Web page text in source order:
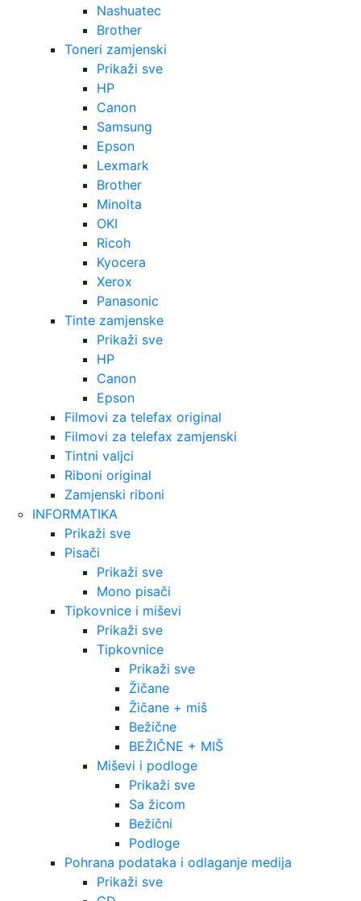
Nashuatec
Brother
Toneri zamjenski
Prikaži sve
HP
Canon
Samsung
Epson
Lexmark
Brother
Minolta
OKI
Ricoh
Kyocera
Xerox
Panasonic
Tinte zamjenske
Prikaži sve
HP
Canon
Epson
Filmovi za telefax original
Filmovi za telefax zamjenski
Tintni valjci
Riboni original
Zamjenski riboni
INFORMATIKA
Prikaži sve
Pisači
Prikaži sve
Mono pisači
Tipkovnice i miševi
Prikaži sve
Tipkovnice
Prikaži sve
Žičane
Žičane + miš
Bežične
BEŽIČNE + MIŠ
Miševi i podloge
Prikaži sve
Sa žicom
Bežični
Podloge
Pohrana podataka i odlaganje medija
Prikaži sve